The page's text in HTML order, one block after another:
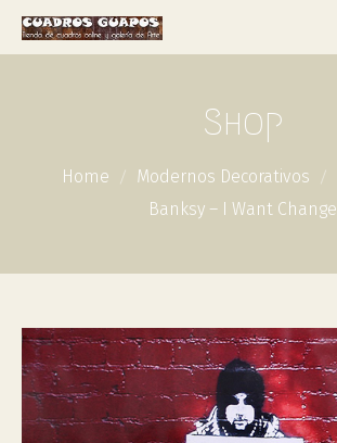
Shop
Home Modernos Decorativos
Banksy – I Want Change